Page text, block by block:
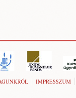
IMPRESSZUM